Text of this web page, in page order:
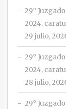
29°
2024,
29 julio,
29°
2024,
28 julio,
29°